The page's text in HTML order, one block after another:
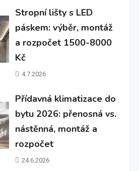
Stropní lišty s LED
páskem: výběr, montáž
a rozpočet 1500-8000
Kč
4.7.2026
Přídavná klimatizace do
bytu 2026: přenosná vs.
nástěnná, montáž a
rozpočet
24.6.2026